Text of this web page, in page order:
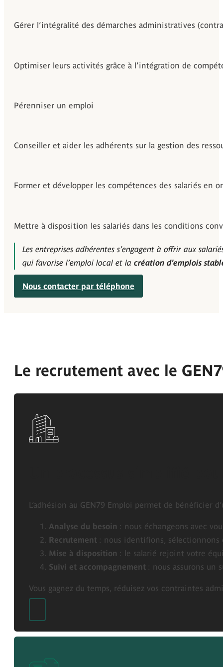
Gérer l’intégralité des démarches administratives
Optimiser leurs activités grâce à l’intégration de
Pérenniser un emploi
Conseiller et aider les adhérents sur la gestion des
Former et développer les compétences des salariés en
Mettre à disposition les salariés dans les conditions
Les entreprises adhérentes s’engagent à offrir aux
qui favorise l’emploi local et la création d’emplois
Nous contacter par téléphone
Le recrutement avec le
L’adhésion au GEN79 Emploi permet de bénéficier
Analyse du besoin : nous échangeons avec
Recrutement : nous identifions,
Mise à disposition : le salarié rejoint votre
Suivi et accompagnement : nous assurons un
Vous gagnez du temps, réduisez vos contraintes